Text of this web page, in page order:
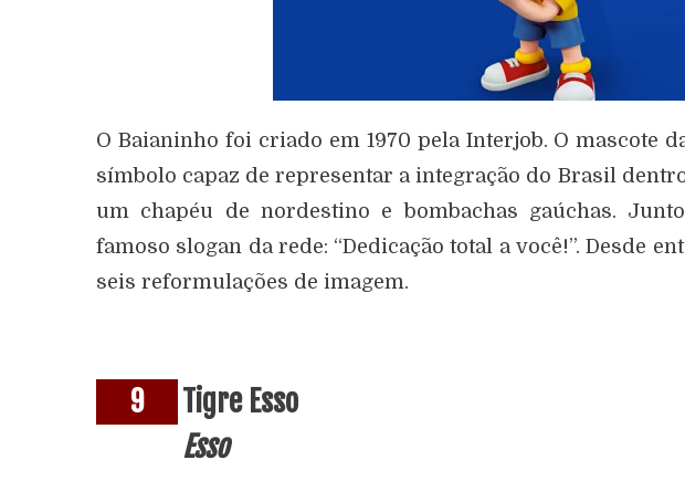
O Baianinho foi criado em 1970 pela Interjob. O mascote
símbolo capaz de representar a integração do Brasil
um chapéu de nordestino e bombachas gaúchas.
famoso slogan da rede: “Dedicação total a você!”. Desde
seis reformulações de imagem.
9
Tigre Esso
Esso